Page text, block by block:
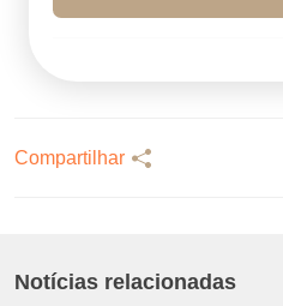
Compartilhar
Notícias relacionadas